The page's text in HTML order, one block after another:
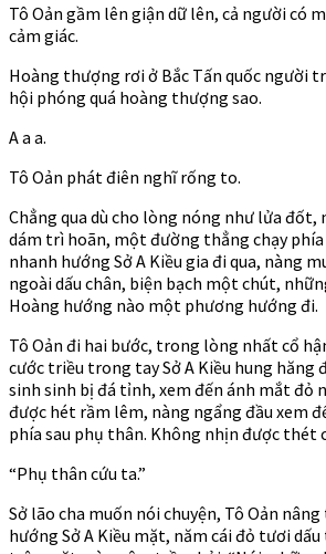
Tô Oản gầm lên giận dữ lên, cả người có
cảm giác.
Hoàng thượng rơi ở Bắc Tấn quốc người
hội phóng quá hoàng thượng sao.
A a a.
Tô Oản phát điên nghĩ rống to.
Chẳng qua dù cho lòng nóng như lửa đốt,
dám trì hoãn, một đường thẳng chạy
nhanh hướng Sở A Kiều gia đi qua, nàng
ngoài dấu chân, biện bạch một chút,
Hoàng hướng nào một phương hướng đi.
Tô Oản đi hai bước, trong lòng nhất cổ
cước triều trong tay Sở A Kiều hung hăng
sinh sinh bị đá tỉnh, xem đến ánh mắt đỏ
được hét rầm lêm, nàng ngẩng đầu xem
phía sau phụ thân. Không nhịn được thét
“Phụ thân cứu ta.”
Sở lão cha muốn nói chuyện, Tô Oản
hướng Sở A Kiều mặt, năm cái đỏ tươi dấu